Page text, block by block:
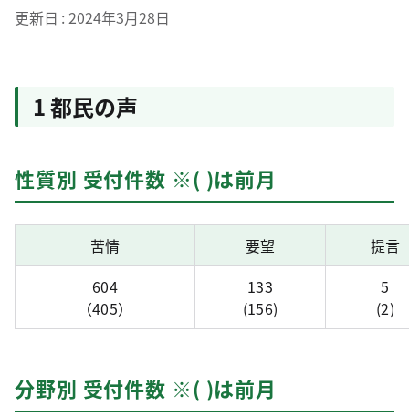
更新日 2024年3月28日
1 都民の声
性質別 受付件数 ※( )は前月
苦情 要望
提言
604
（405）
133
(156)
5
(2)
分野別 受付件数 ※( )は前月